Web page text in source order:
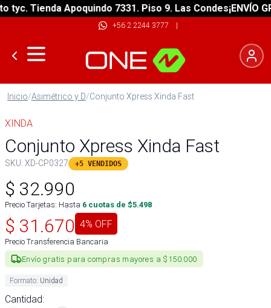
Tienda Apoquindo 7331. Piso 9. Las Condes¡ENVÍO
+56 2 2244 3777 |
Inicio/Asimétrico y D/Conjunto Xpress Xinda Fast
XINDA
Conjunto Xpress Xinda Fast
SKU: XD-CP0327 +5 VENDIDOS
$ 32.990
Precio Tarjetas: Hasta 6 cuotas de $5.498
$ 31.670 4% OFF
Precio Transferencia Bancaria
Envío gratis para compras mayores a $150.000
Formato: Unidad
Cantidad: